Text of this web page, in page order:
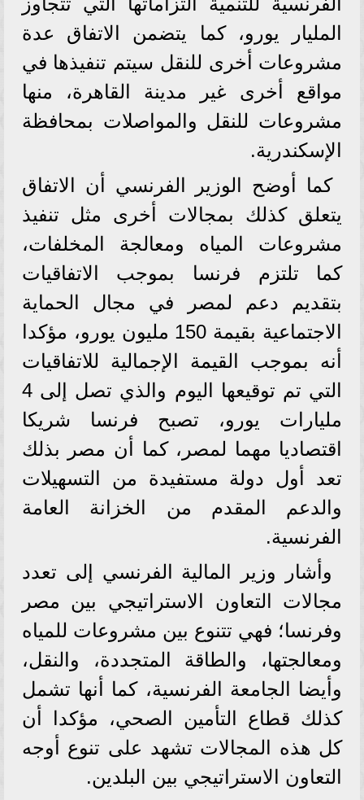
المليار يورو، كما يتضمن الاتفاق عدة
مشروعات أخرى للنقل سيتم تنفيذها في
مواقع أخرى غير مدينة القاهرة، منها
مشروعات للنقل والمواصلات بمحافظة
الإسكندرية.
كما أوضح الوزير الفرنسي أن الاتفاق
يتعلق كذلك بمجالات أخرى مثل تنفيذ
مشروعات المياه ومعالجة المخلفات،
كما تلتزم فرنسا بموجب الاتفاقيات
بتقديم دعم لمصر في مجال الحماية
الاجتماعية بقيمة 150 مليون يورو، مؤكدا
أنه بموجب القيمة الإجمالية للاتفاقيات
التي تم توقيعها اليوم والذي تصل إلى 4
مليارات يورو، تصبح فرنسا شريكا
اقتصاديا مهما لمصر، كما أن مصر بذلك
تعد أول دولة مستفيدة من التسهيلات
والدعم المقدم من الخزانة العامة
الفرنسية.
وأشار وزير المالية الفرنسي إلى تعدد
مجالات التعاون الاستراتيجي بين مصر
وفرنسا؛ فهي تتنوع بين مشروعات للمياه
ومعالجتها، والطاقة المتجددة، والنقل،
وأيضا الجامعة الفرنسية، كما أنها تشمل
كذلك قطاع التأمين الصحي، مؤكدا أن
كل هذه المجالات تشهد على تنوع أوجه
التعاون الاستراتيجي بين البلدين.